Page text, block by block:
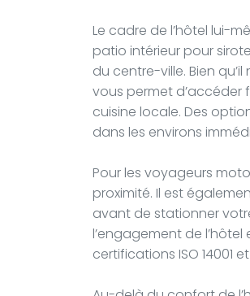
Le cadre de l’hôtel lui-
patio intérieur pour
du centre-ville. Bien
vous permet d’accéder
cuisine locale. Des
dans les environs
Pour les voyageurs
proximité. Il est
avant de stationner
l’engagement de
certifications ISO 14001